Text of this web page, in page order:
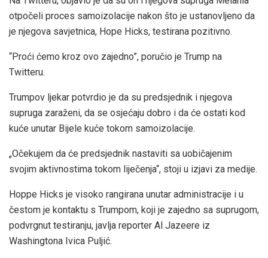
otpočeli proces samoizolacije nakon što je ustanovljeno da
je njegova savjetnica, Hope Hicks, testirana pozitivno.
“Proći ćemo kroz ovo zajedno”, poručio je Trump na
Twitteru.
Trumpov ljekar potvrdio je da su predsjednik i njegova
supruga zaraženi, da se osjećaju dobro i da će ostati kod
kuće unutar Bijele kuće tokom samoizolacije.
„Očekujem da će predsjednik nastaviti sa uobičajenim
svojim aktivnostima tokom liječenja“, stoji u izjavi za medije.
Hoppe Hicks je visoko rangirana unutar administracije i u
čestom je kontaktu s Trumpom, koji je zajedno sa suprugom,
podvrgnut testiranju, javlja reporter Al Jazeere iz
Washingtona Ivica Puljić.